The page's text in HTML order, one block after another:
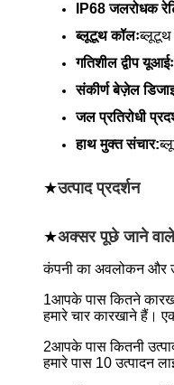
IP68 जलरोधक
ब्लूटूथ कॉलःब्लूटूथ
गतिशील द्वीप यूआईः
संकीर्ण बेज़ेल
जल प्रतिरोधी
हाथ मुक्त संचार:
★उत्पाद प्रदर्शन
★अक्सर पूछे जाने
कंपनी का अवलोकन और
1आपके पास कितने
हमारे चार कारखाने हैं।
2आपके पास कितनी
हमारे पास 10 उत्पादन